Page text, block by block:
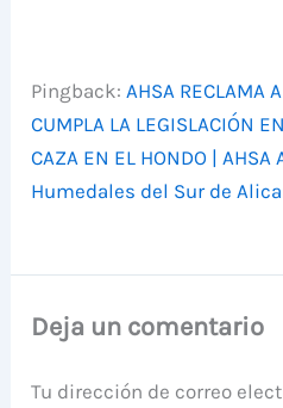
Pingback:AHSA RECLAMA
CUMPLA LA LEGISLACIÓN
CAZA EN EL HONDO |
Humedales del Sur de
Deja un comentario
Tu dirección de correo